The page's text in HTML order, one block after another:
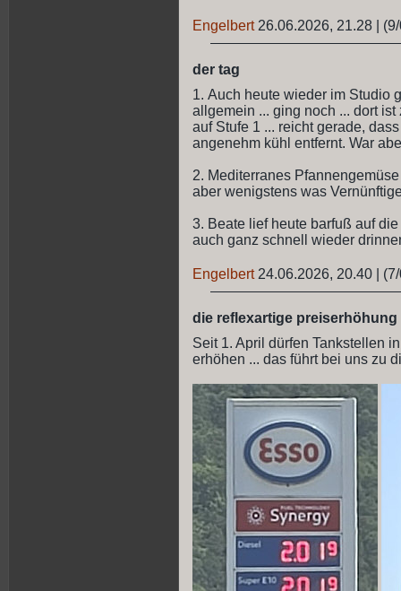
Engelbert 26.06.2026, 21.28
der tag
1. Auch heute wieder im Studio
allgemein ... ging noch ... dort
auf Stufe 1 ... reicht gerade,
angenehm kühl entfernt. War
2. Mediterranes
aber wenigstens was
3. Beate lief heute barfuß auf
auch ganz schnell wieder
Engelbert 24.06.2026, 20.40
die reflexartige preiserhöhung
Seit 1. April dürfen Tankstellen
erhöhen ... das führt bei uns zu